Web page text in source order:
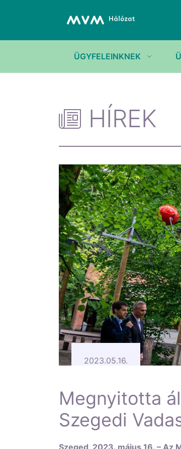
ÜGYFELEINKNEK
HÍREK
2023.05.16.
Megnyitotta
Szegedi
Szeged, 2023. május 16. –